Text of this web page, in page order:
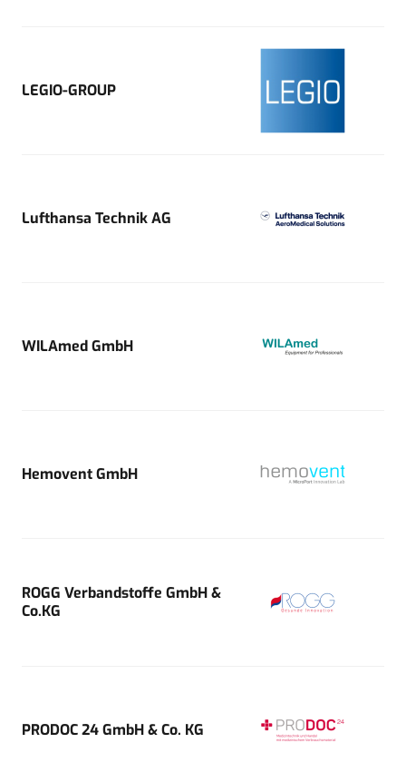
LEGIO-GROUP
Lufthansa Technik AG
WILAmed GmbH
Hemovent GmbH
ROGG Verbandstoffe GmbH &
Co.KG
PRODOC 24 GmbH & Co. KG